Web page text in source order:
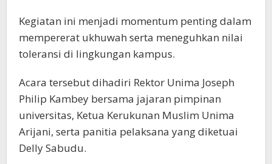
Kegiatan ini menjadi momentum penting dalam
mempererat ukhuwah serta meneguhkan nilai
toleransi di lingkungan kampus.
Acara tersebut dihadiri Rektor Unima Joseph
Philip Kambey bersama jajaran pimpinan
universitas, Ketua Kerukunan Muslim Unima
Arijani, serta panitia pelaksana yang diketuai
Delly Sabudu.